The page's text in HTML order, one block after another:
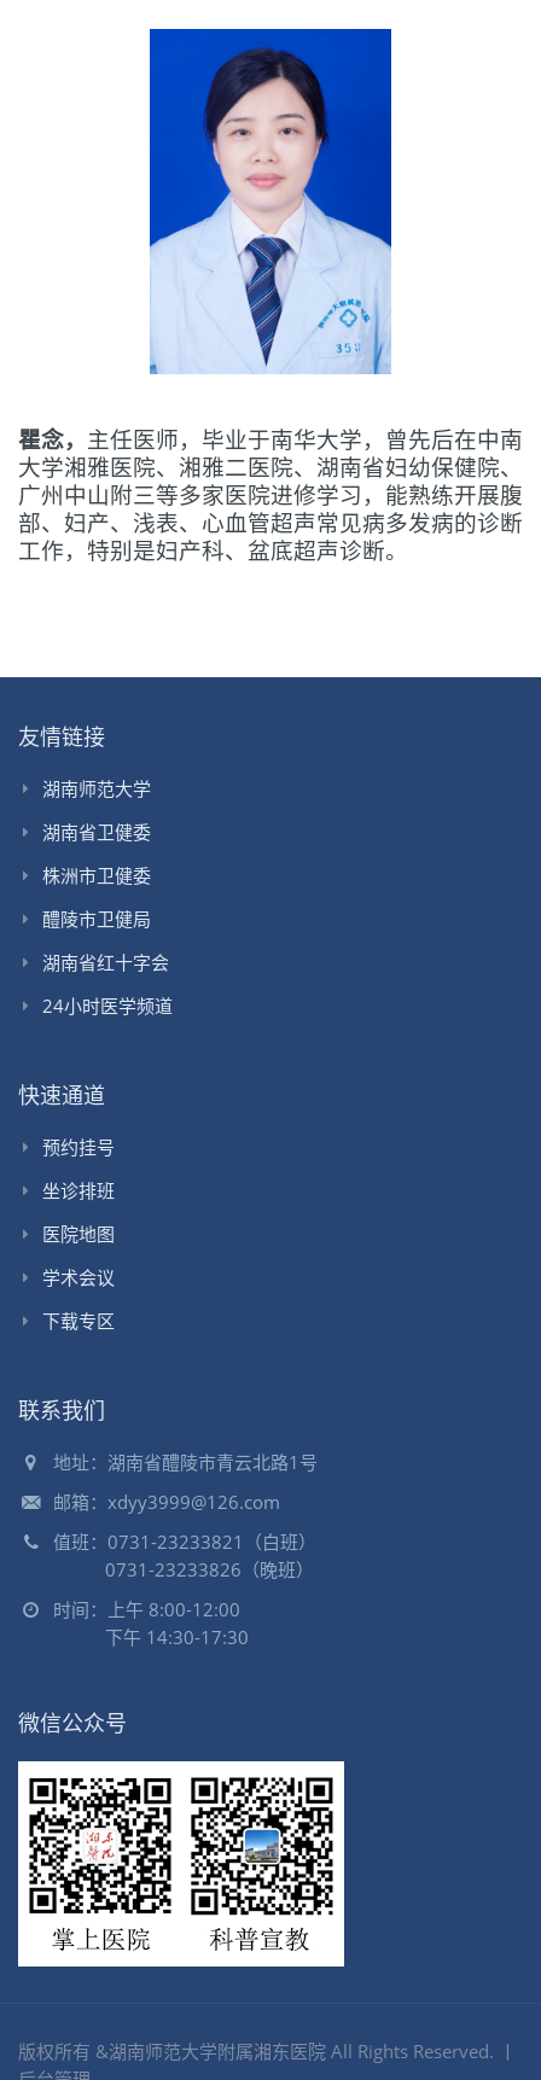
瞿念， 主任医师，毕业于南华大学，曾先后在中南
大学湘雅医院、 湘雅二医院、 湖南省妇幼保健院、
广州中山附三等多家医院进修学习，能熟练开展腹
部、妇产、浅表、心血管超声常见病多发病的诊断
工作，特别是妇产科、盆底超声诊断。
友情链接
湖南师范大学
湖南省卫健委
株洲市卫健委
醴陵市卫健局
湖南省红十字会
24小时医学频道
快速通道
预约挂号
坐诊排班
医院地图
学术会议
下载专区
联系我们
地址：湖南省醴陵市青云北路1号
邮箱：xdyy3999@126.com
值班：0731-23233821（白班）
0731-23233826（晚班）
时间：上午 8:00-12:00
下午 14:30-17:30
微信公众号
版权所有 &湖南师范大学附属湘东医院 All Rights Reserved. 丨